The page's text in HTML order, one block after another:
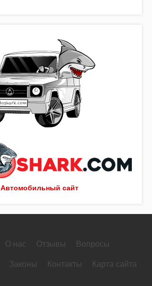
Автомобильный сайт
О нас Отзывы Вопросы
Законы Контакты Карта сайта